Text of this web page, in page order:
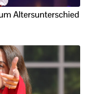
Altersunterschied